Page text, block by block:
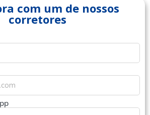
com um de nossos
corretores